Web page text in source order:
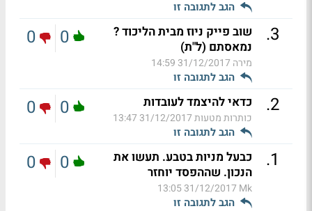
הגב לתגובה זו
3
.
שוב פייק ניוז מבית הליכוד ?
נמאסתם (ל"ת)
מירה 31/12/2017 14:59
הגב לתגובה זו
0
0
2
. כדאי להיצמד לעובדות
כותרות מטעות31/12/2017 13:47
הגב לתגובה זו
0
0
1
.
כבעל מניות בטבע. תעשו את
הנכון. שההפסד יוחזר
Mk
31/12/2017 13:05
הגב לתגובה זו
0
0